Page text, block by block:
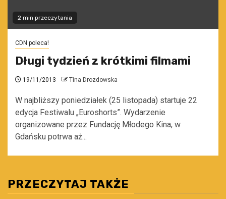
2 min przeczytania
CDN poleca!
Długi tydzień z krótkimi filmami
19/11/2013 Tina Drozdowska
W najbliższy poniedziałek (25 listopada) startuje 22
edycja Festiwalu „Euroshorts”. Wydarzenie
organizowane przez Fundację Młodego Kina, w
Gdańsku potrwa aż...
PRZECZYTAJ TAKŻE